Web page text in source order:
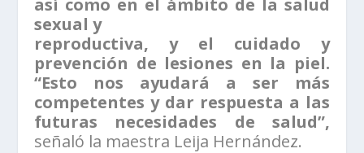
sexual y
reproductiva, y el cuidado y
prevención de lesiones en la piel.
“Esto nos ayudará a ser más
competentes y dar respuesta a las
futuras necesidades de salud”,
señaló la maestra Leija Hernández.